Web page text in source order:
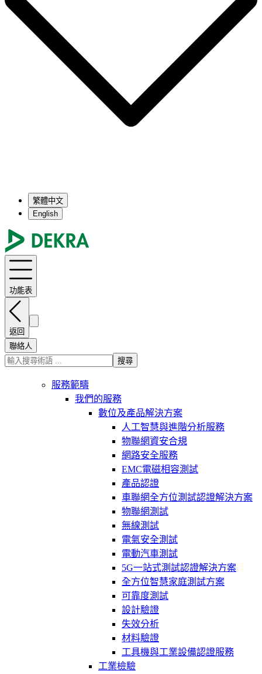
繁體中文
English
功能表
返回
聯絡人
搜尋
服務範疇
我們的服務
數位及產品解決方案
人工智慧與進階分析服務
物聯網資安合規
網路安全服務
EMC電磁相容測試
產品認證
車聯網全方位測試認證解決方案
物聯網測試
無線測試
電氣安全測試
電動汽車測試
5G一站式測試認證解決方案
全方位智慧家庭測試方案
可靠度測試
設計驗證
失效分析
材料驗證
工具機與工業設備認證服務
工業檢驗